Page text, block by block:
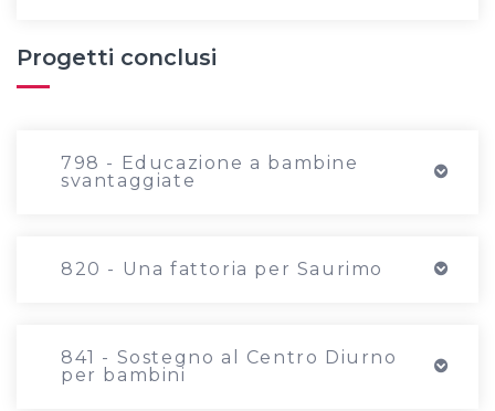
Progetti conclusi
798 - Educazione a bambine
svantaggiate
820 - Una fattoria per Saurimo
841 - Sostegno al Centro Diurno
per bambini